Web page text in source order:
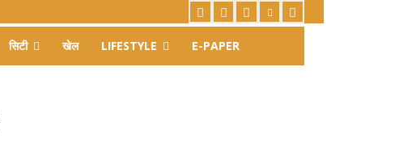
सिटी खेल LIFESTYLE E-PAPER